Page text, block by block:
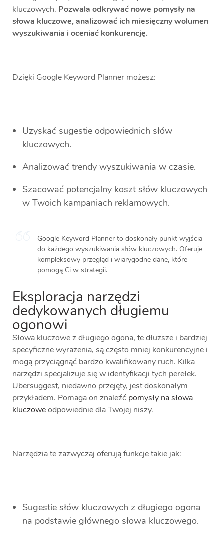
kluczowych. Pozwala odkrywać nowe pomysły na
słowa kluczowe, analizować ich miesięczny wolumen
wyszukiwania i oceniać konkurencję.
Dzięki Google Keyword Planner możesz:
Uzyskać sugestie odpowiednich słów
kluczowych.
Analizować trendy wyszukiwania w czasie.
Szacować potencjalny koszt słów kluczowych
w Twoich kampaniach reklamowych.
Google Keyword Planner to doskonały punkt wyjścia
do każdego wyszukiwania słów kluczowych. Oferuje
kompleksowy przegląd i wiarygodne dane, które
pomogą Ci w strategii.
Eksploracja narzędzi
dedykowanych długiemu
ogonowi
Słowa kluczowe z długiego ogona, te dłuższe i bardziej
specyficzne wyrażenia, są często mniej konkurencyjne i
mogą przyciągnąć bardzo kwalifikowany ruch. Kilka
narzędzi specjalizuje się w identyfikacji tych perełek.
Ubersuggest, niedawno przejęty, jest doskonałym
przykładem. Pomaga on znaleźć pomysły na słowa
kluczoweodpowiednie dla Twojej niszy.
Narzędzia te zazwyczaj oferują funkcje takie jak:
Sugestie słów kluczowych z długiego ogona
na podstawie głównego słowa kluczowego.